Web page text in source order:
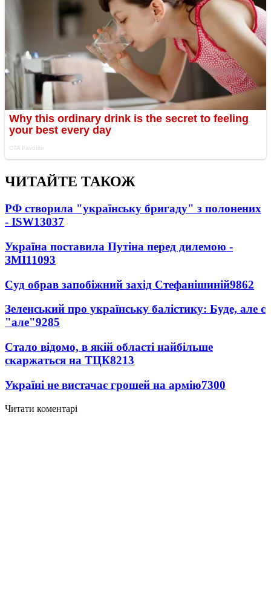
ЧИТАЙТЕ ТАКОЖ
РФ створила "українську бригаду" з полонених
- ISW13037
Україна поставила Путіна перед дилемою -
ЗМІ11093
Суд обрав запобіжний захід Стефанішиній9862
Зеленський про українську балістику: Буде, але є
"але"9285
Стало відомо, в якій області найбільше
скаржаться на ТЦК8213
Україні не вистачає грошей на армію7300
Читати коментарі